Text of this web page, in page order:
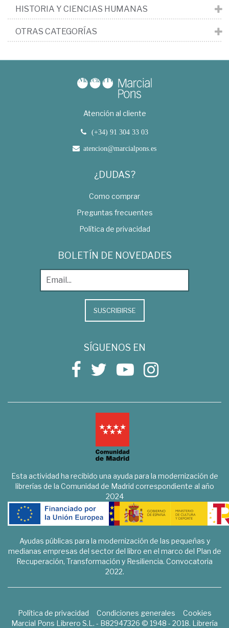
HISTORIA Y CIENCIAS HUMANAS
OTRAS CATEGORÍAS
Atención al cliente
(+34) 91 304 33 03
atencion@marcialpons.es
¿DUDAS?
Como comprar
Preguntas frecuentes
Política de privacidad
BOLETÍN DE NOVEDADES
SUSCRIBIRSE
SÍGUENOS EN
Esta actividad ha recibido una ayuda para la modernización de
librerías de la Comunidad de Madrid correspondiente al año
2024
Ayudas públicas para la modernización de las pequeñas y
medianas empresas del sector del libro en el marco del Plan de
Recuperación, Transformación y Resiliencia. Convocatoria
2022.
Política de privacidad Condiciones generales
Cookies
Marcial Pons Librero S.L. - B82947326 © 1948 - 2018. Librería